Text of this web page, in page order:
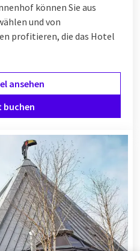
können Sie aus
und von
profitieren, die das Hotel
ansehen
buchen